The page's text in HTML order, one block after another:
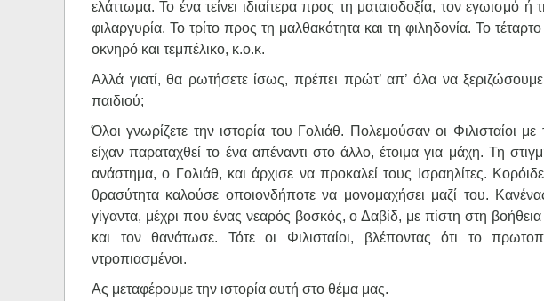
ελάττωμα. Το ένα τείνει ιδιαίτερα προς τη ματαιοδοξία, τον εγωισμό
φιλαργυρία. Το τρίτο προς τη μαλθακότητα και τη φιληδονία. Το τέταρτο
οκνηρό και τεμπέλικο, κ.ο.κ.
Αλλά γιατί, θα ρωτήσετε ίσως, πρέπει πρώτ’ απ’ όλα να
παιδιού;
Όλοι γνωρίζετε την ιστορία του Γολιάθ. Πολεμούσαν οι Φιλισταίοι
είχαν παραταχθεί το ένα απέναντι στο άλλο, έτοιμα για μάχη. Τη
ανάστημα, ο Γολιάθ, και άρχισε να προκαλεί τους Ισραηλίτες.
θρασύτητα καλούσε οποιονδήποτε να μονομαχήσει μαζί του.
γίγαντα, μέχρι που ένας νεαρός βοσκός, ο Δαβίδ, με πίστη στη
και τον θανάτωσε. Τότε οι Φιλισταίοι, βλέποντας ότι το
ντροπιασμένοι.
Ας μεταφέρουμε την ιστορία αυτή στο θέμα μας.